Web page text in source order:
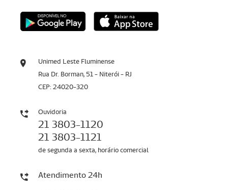
Unimed Leste Fluminense
Rua Dr. Borman, 51 - Niterói - RJ
CEP: 24020-320
Ouvidoria
21 3803-1120
21 3803-1121
de segunda a sexta, horário comercial
Atendimento 24h